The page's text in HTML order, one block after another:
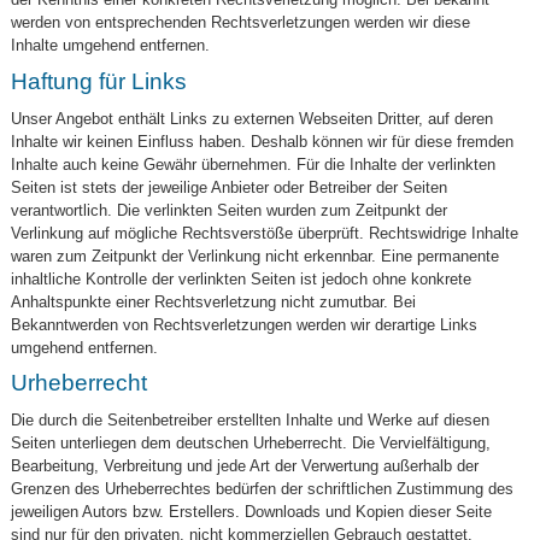
werden von entsprechenden Rechtsverletzungen werden wir diese
Inhalte umgehend entfernen.
Haftung für Links
Unser Angebot enthält Links zu externen Webseiten Dritter, auf deren
Inhalte wir keinen Einfluss haben. Deshalb können wir für diese fremden
Inhalte auch keine Gewähr übernehmen. Für die Inhalte der verlinkten
Seiten ist stets der jeweilige Anbieter oder Betreiber der Seiten
verantwortlich. Die verlinkten Seiten wurden zum Zeitpunkt der
Verlinkung auf mögliche Rechtsverstöße überprüft. Rechtswidrige Inhalte
waren zum Zeitpunkt der Verlinkung nicht erkennbar. Eine permanente
inhaltliche Kontrolle der verlinkten Seiten ist jedoch ohne konkrete
Anhaltspunkte einer Rechtsverletzung nicht zumutbar. Bei
Bekanntwerden von Rechtsverletzungen werden wir derartige Links
umgehend entfernen.
Urheberrecht
Die durch die Seitenbetreiber erstellten Inhalte und Werke auf diesen
Seiten unterliegen dem deutschen Urheberrecht. Die Vervielfältigung,
Bearbeitung, Verbreitung und jede Art der Verwertung außerhalb der
Grenzen des Urheberrechtes bedürfen der schriftlichen Zustimmung des
jeweiligen Autors bzw. Erstellers. Downloads und Kopien dieser Seite
sind nur für den privaten, nicht kommerziellen Gebrauch gestattet.